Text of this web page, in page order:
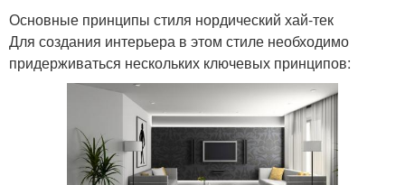
Основные принципы стиля нордический хай-тек
Для создания интерьера в этом стиле необходимо
придерживаться нескольких ключевых принципов: